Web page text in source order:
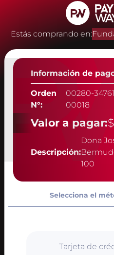
Estás comprando en:
Información de
Orden
N°:
00280-
00018
Valor a pagar:
Descripción:
Dona
100
Selecciona el
Tarjeta de